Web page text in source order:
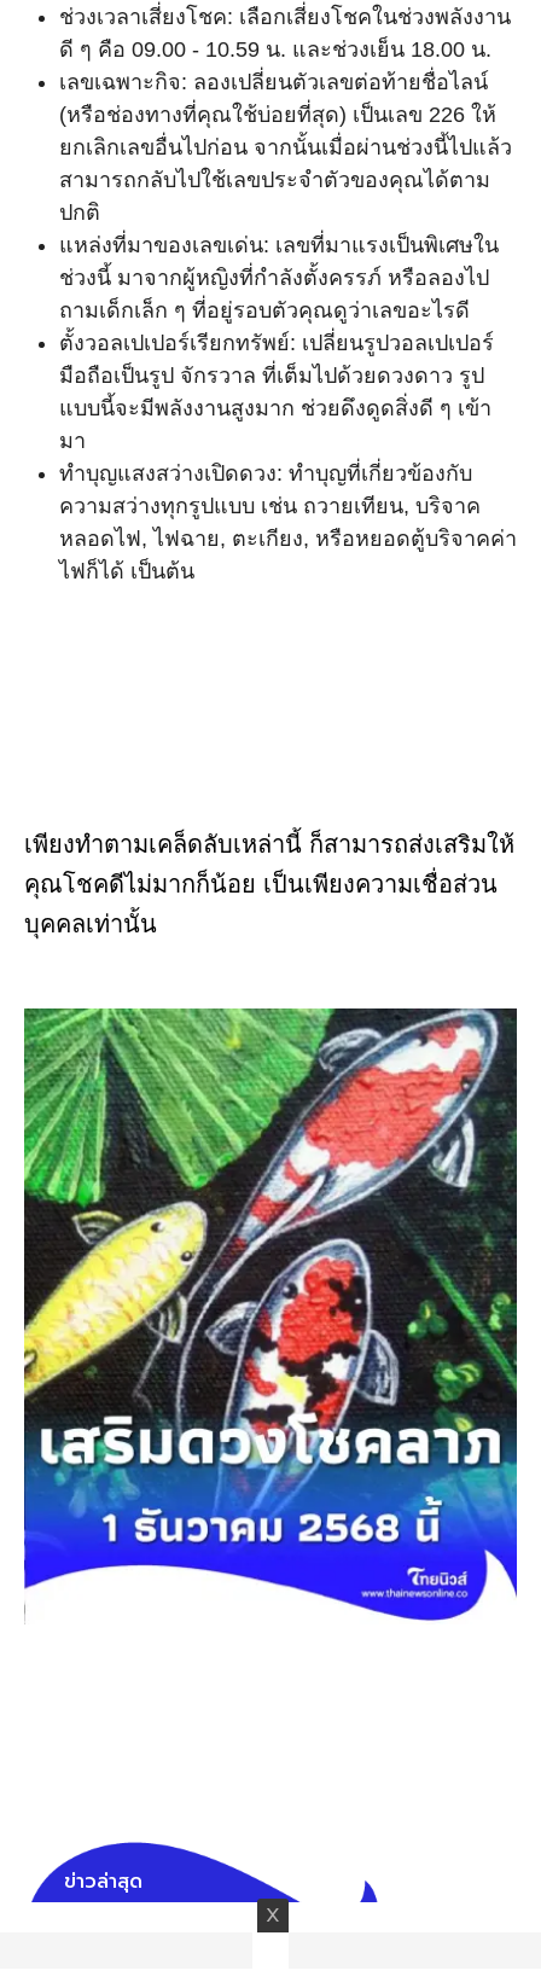
ช่วงเวลาเสี่ยงโชค: เลือกเสี่ยงโชคในช่วงพลังงาน
ดี ๆ คือ 09.00 - 10.59 น. และช่วงเย็น 18.00 น.
เลขเฉพาะกิจ: ลองเปลี่ยนตัวเลขต่อท้ายชื่อไลน์
(หรือช่องทางที่คุณใช้บ่อยที่สุด) เป็นเลข 226 ให้
ยกเลิกเลขอื่นไปก่อน จากนั้นเมื่อผ่านช่วงนี้ไปแล้ว
สามารถกลับไปใช้เลขประจำตัวของคุณได้ตาม
ปกติ
แหล่งที่มาของเลขเด่น: เลขที่มาแรงเป็นพิเศษใน
ช่วงนี้ มาจากผู้หญิงที่กำลังตั้งครรภ์ หรือลองไป
ถามเด็กเล็ก ๆ ที่อยู่รอบตัวคุณดูว่าเลขอะไรดี
ตั้งวอลเปเปอร์เรียกทรัพย์: เปลี่ยนรูปวอลเปเปอร์
มือถือเป็นรูป จักรวาล ที่เต็มไปด้วยดวงดาว รูป
แบบนี้จะมีพลังงานสูงมาก ช่วยดึงดูดสิ่งดี ๆ เข้า
มา
ทำบุญแสงสว่างเปิดดวง: ทำบุญที่เกี่ยวข้องกับ
ความสว่างทุกรูปแบบ เช่น ถวายเทียน, บริจาค
หลอดไฟ, ไฟฉาย, ตะเกียง, หรือหยอดตู้บริจาคค่า
ไฟก็ได้ เป็นต้น
เพียงทำตามเคล็ดลับเหล่านี้ ก็สามารถส่งเสริมให้
คุณโชคดีไม่มากก็น้อย เป็นเพียงความเชื่อส่วน
บุคคลเท่านั้น
ข่าวล่าสุด